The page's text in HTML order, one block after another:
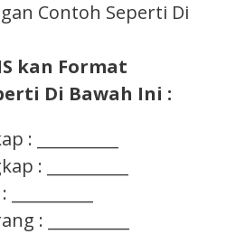
Contoh Seperti Di
kan Format
Di Bawah Ini :
: __________
: __________
: __________